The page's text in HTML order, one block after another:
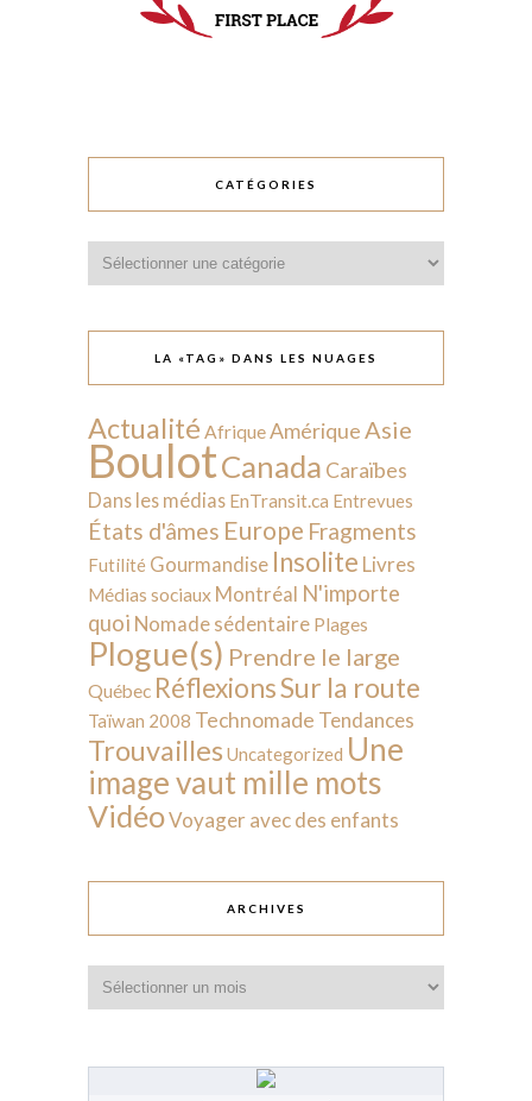
CATÉGORIES
LA «TAG» DANS LES NUAGES
Actualité AfriqueAmérique Asie
BoulotCanada Caraïbes
Dans les médias EnTransit.ca Entrevues
États d'âmes Europe Fragments
Futilité Gourmandise Insolite Livres
Médias sociaux Montréal N'importe
quoi Nomade sédentaire Plages
Plogue(s) Prendre le large
Québec RéflexionsSur la route
Taïwan 2008 Technomade Tendances
Trouvailles Uncategorized Une
image vaut mille mots
VidéoVoyager avec des enfants
ARCHIVES